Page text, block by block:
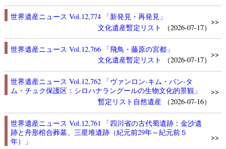
世界遺産ニュース Vol.12,774 「新発見・再発見」
文化遺産暫定リスト （2026-07-17）
>>
世界遺産ニュース Vol.12,766 「飛鳥・藤原の宮都」
文化遺産暫定リスト （2026-07-17）
>>
世界遺産ニュース Vol.12,762 「ヴァンロン-キム・バン-タ
ム・チュク保護区：シロハナラングールの生物文化的景観」
暫定リスト 自然遺産 （2026-07-16）
>>
世界遺産ニュース Vol.12,761 「四川省の古代蜀遺跡：金沙遺
跡と舟形棺合葬墓、三星堆遺跡（紀元前29年～紀元前５
年）」
>>